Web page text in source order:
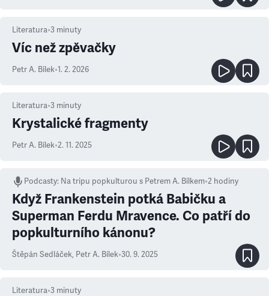
Literatura•3 minuty
Víc než zpěvačky
Petr A. Bílek•1. 2. 2026
Literatura•3 minuty
Krystalické fragmenty
Petr A. Bílek•2. 11. 2025
Podcasty: Na tripu popkulturou s Petrem A. Bílkem•2 hodiny
Když Frankenstein potká Babičku a
Superman Ferdu Mravence. Co patří do
popkulturního kánonu?
Štěpán Sedláček, Petr A. Bílek•30. 9. 2025
Literatura•3 minuty